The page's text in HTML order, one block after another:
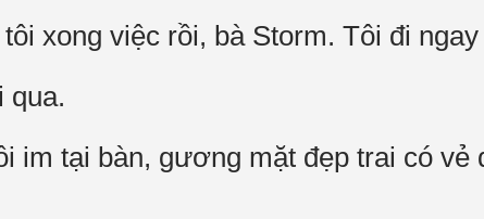
xong việc rồi, bà Storm. Tôi đi ngay
qua.
im tại bàn, gương mặt đẹp trai có vẻ